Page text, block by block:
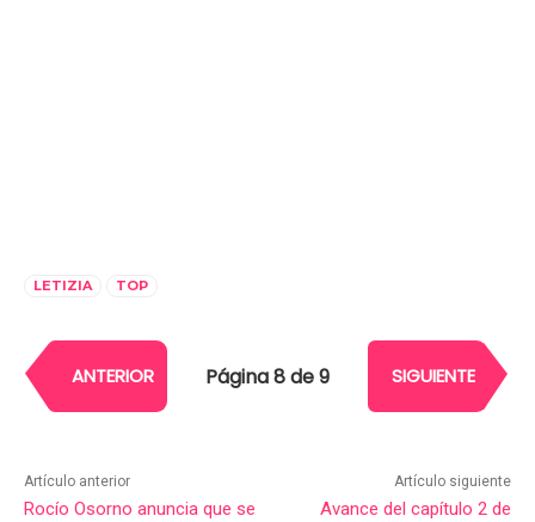
LETIZIA TOP
ANTERIOR Página 8 de 9 SIGUIENTE
Artículo anterior
Rocío Osorno anuncia que se
Artículo siguiente
Avance del capítulo 2 de